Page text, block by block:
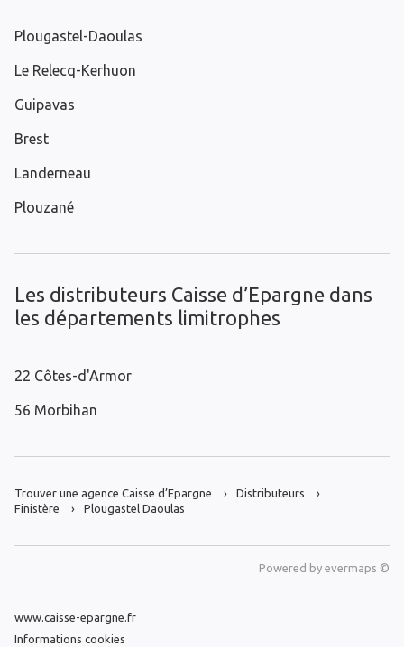
Plougastel-Daoulas
Le Relecq-Kerhuon
Guipavas
Brest
Landerneau
Plouzané
Les distributeurs Caisse d’Epargne dans
les départements limitrophes
22 Côtes-d'Armor
56 Morbihan
Trouver une agence Caisse d’Epargne
Distributeurs
Finistère
Plougastel Daoulas
Powered by evermaps ©
www.caisse-epargne.fr
Informations cookies